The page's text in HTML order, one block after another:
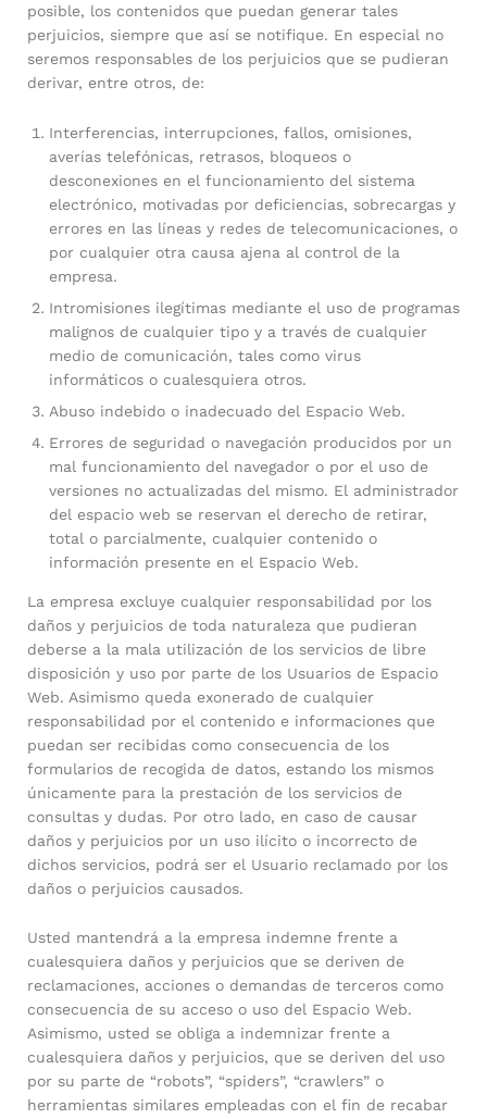
posible, los contenidos que puedan generar tales
perjuicios, siempre que así se notifique. En especial no
seremos responsables de los perjuicios que se pudieran
derivar, entre otros, de:
Interferencias, interrupciones, fallos, omisiones,
averías telefónicas, retrasos, bloqueos o
desconexiones en el funcionamiento del sistema
electrónico, motivadas por deficiencias, sobrecargas y
errores en las líneas y redes de telecomunicaciones, o
por cualquier otra causa ajena al control de la
empresa.
Intromisiones ilegítimas mediante el uso de programas
malignos de cualquier tipo y a través de cualquier
medio de comunicación, tales como virus
informáticos o cualesquiera otros.
Abuso indebido o inadecuado del Espacio Web.
Errores de seguridad o navegación producidos por un
mal funcionamiento del navegador o por el uso de
versiones no actualizadas del mismo. El administrador
del espacio web se reservan el derecho de retirar,
total o parcialmente, cualquier contenido o
información presente en el Espacio Web.
La empresa excluye cualquier responsabilidad por los
daños y perjuicios de toda naturaleza que pudieran
deberse a la mala utilización de los servicios de libre
disposición y uso por parte de los Usuarios de Espacio
Web. Asimismo queda exonerado de cualquier
responsabilidad por el contenido e informaciones que
puedan ser recibidas como consecuencia de los
formularios de recogida de datos, estando los mismos
únicamente para la prestación de los servicios de
consultas y dudas. Por otro lado, en caso de causar
daños y perjuicios por un uso ilícito o incorrecto de
dichos servicios, podrá ser el Usuario reclamado por los
daños o perjuicios causados.
Usted mantendrá a la empresa indemne frente a
cualesquiera daños y perjuicios que se deriven de
reclamaciones, acciones o demandas de terceros como
consecuencia de su acceso o uso del Espacio Web.
Asimismo, usted se obliga a indemnizar frente a
cualesquiera daños y perjuicios, que se deriven del uso
por su parte de “robots”, “spiders”, “crawlers” o
herramientas similares empleadas con el fin de recabar